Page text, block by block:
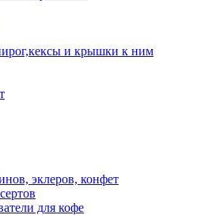
и крышки к ним
эклеров, конфет
для кофе